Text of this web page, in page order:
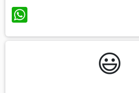
WhatsApp
😃️